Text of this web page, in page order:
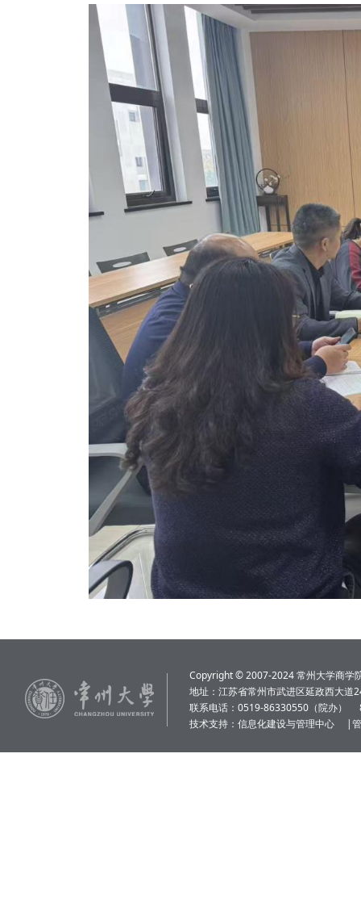
Copyright © 2007-2024 常州大学商学
地址：江苏省常州市武进区延政西大道
联系电话：0519-86330550（院办）
技术支持： 信息化建设与管理中心 |